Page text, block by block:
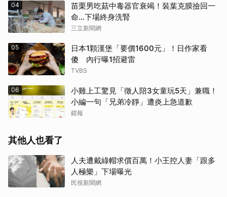
04
苗栗男吃菇中毒器官衰竭！裝葉克膜撿回一
命…下場終身洗腎
三立新聞網
05
日本1顆漢堡「要價1600元」！日作家看
傻 內行曝1招避雷
TVBS
06
小雞上工驚見「徵人陪3女童玩5天」兼職！
小編一句「兄弟冷靜」遭炎上急道歉
鏡報
其他人也看了
人夫遭戴綠帽求償百萬！小王控人妻「跟多
人極樂」下場曝光
民視新聞網